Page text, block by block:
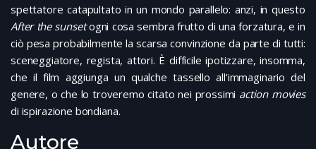
spettatore catapultato in un mondo parallelo: anzi, in questo
After the sunsetogni cosa sembra frutto di una forzatura, e in
ciò pesa probabilmente la scarsa convinzione da parte di tutti:
sceneggiatore, regista, attori. È difficile ipotizzare, insomma,
che il film aggiunga un qualche tassello all’immaginario del
genere, o che lo troveremo citato nei prossimi action movies
di ispirazione bondiana.
Autore